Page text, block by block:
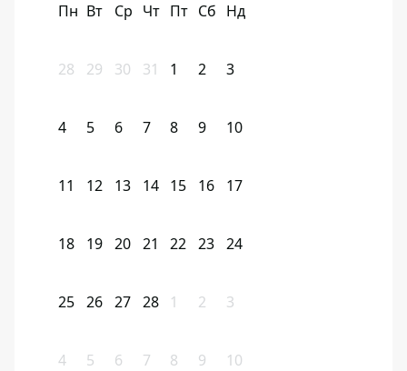
Пн Вт Ср Чт Пт Сб Нд
28 29 30 31 1 2 3
4 5 6 7 8 9 10
11 12 13 14 15 16 17
18 19 20 21 22 23 24
25 26 27 28 1 2 3
4 5 6 7 8 9 10